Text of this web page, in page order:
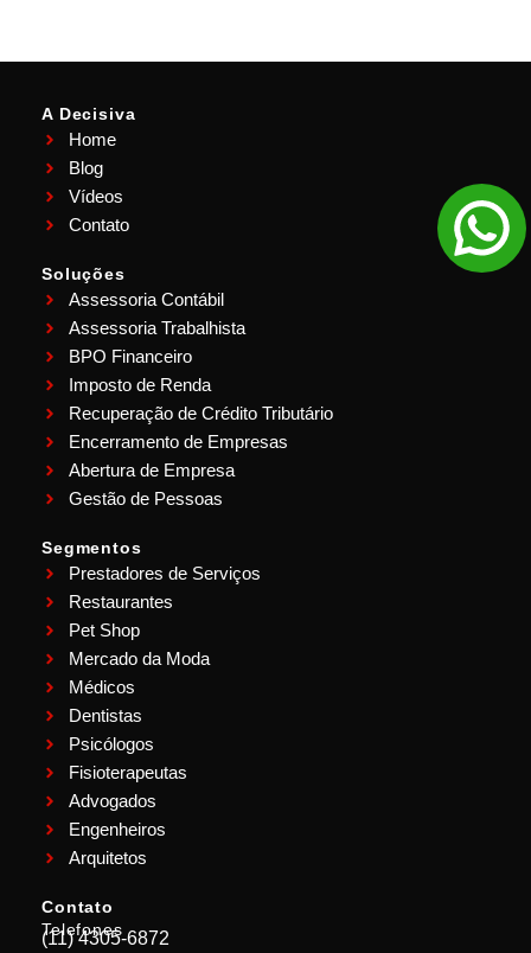
A Decisiva
Home
Blog
Vídeos
Contato
Soluções
Assessoria Contábil
Assessoria Trabalhista
BPO Financeiro
Imposto de Renda
Recuperação de Crédito Tributário
Encerramento de Empresas
Abertura de Empresa
Gestão de Pessoas
Segmentos
Prestadores de Serviços
Restaurantes
Pet Shop
Mercado da Moda
Médicos
Dentistas
Psicólogos
Fisioterapeutas
Advogados
Engenheiros
Arquitetos
Contato
Telefones
(11) 4305-6872